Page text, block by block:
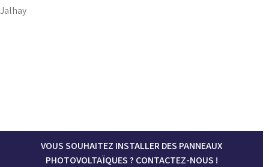
Jalhay
VOUS SOUHAITEZ INSTALLER DES PANNEAUX
PHOTOVOLTAÏQUES ? CONTACTEZ-NOUS !